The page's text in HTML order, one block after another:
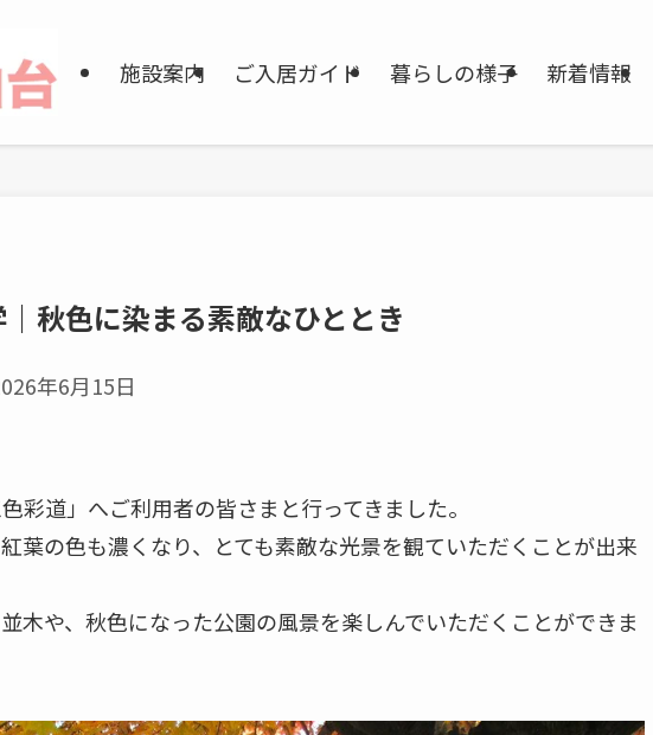
施設案内 ご入居ガイド 暮らしの様子 新着情報
秋色に染まる素敵なひととき
年6月15日
彩道」へご利用者の皆さまと行ってきました。
葉の色も濃くなり、とても素敵な光景を観ていただくことが出来
木や、秋色になった公園の風景を楽しんでいただくことができま